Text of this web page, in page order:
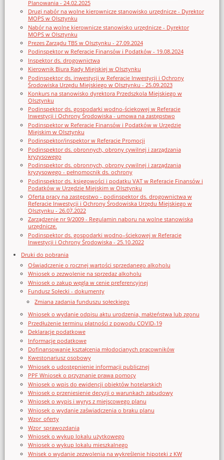
Planowania - 24.02.2025
Drugi nabór na wolne kierownicze stanowisko urzędnicze - Dyrektor
MOPS w Olsztynku
Nabór na wolne kierownicze stanowisko urzędnicze - Dyrektor
MOPS w Olsztynku
Prezes Zarządu TBS w Olsztynku - 27.09.2024
Podinspektor w Referacie Finansów i Podatków - 19.08.2024
Inspektor ds. drogownictwa
Kierownik Biura Rady Miejskiej w Olsztynku
Podinspektor ds. inwestycji w Referacie Inwestycji i Ochrony
Środowiska Urzędu Miejskiego w Olsztynku - 25.09.2023
Konkurs na stanowisko dyrektora Przedszkola Miejskiego w
Olsztynku
Podinspektor ds. gospodarki wodno-ściekowej w Referacie
Inwestycji i Ochrony Środowiska - umowa na zastępstwo
Podinspektor w Referacie Finansów i Podatków w Urzędzie
Miejskim w Olsztynku
Podinspektor/inspektor w Referacie Promocji
Podinspektor ds. obronnych, obrony cywilnej i zarządzania
kryzysowego
Podinspektor ds. obronnych, obrony cywilnej i zarządzania
kryzysowego - pełnomocnik ds. ochrony
Podinspektor ds. księgowości i podatku VAT w Referacie Finansów i
Podatków w Urzędzie Miejskim w Olsztynku
Oferta pracy na zastępstwo - podinspektor ds. drogownictwa w
Referacie Inwestycji i Ochrony Środowiska Urzędu Miejskiego w
Olsztynku - 26.07.2022
Zarządzenie nr 9/2009 - Regulamin naboru na wolne stanowiska
urzędnicze.
Podinspektor ds. gospodarki wodno–ściekowej w Referacie
Inwestycji i Ochrony Środowiska - 25.10.2022
Druki do pobrania
Oświadczenie o rocznej wartości sprzedanego alkoholu
Wniosek o zezwolenie na sprzedaz alkoholu
Wniosek o zakup węgla w cenie preferencyjnej
Fundusz Sołecki - dokumenty
Zmiana zadania funduszu sołeckiego
Wniosek o wydanie odpisu aktu urodzenia, małżeństwa lub zgonu
Przedłużenie terminu płatności z powodu COVID-19
Deklaracje podatkowe
Informacje podatkowe
Dofinansowanie kształcenia młodocianych pracowników
Kwestonariusz osobowy
Wniosek o udostępnienie informacji publicznej
PPF Wniosek o przyznanie prawa pomocy
Wniosek o wpis do ewidencji obiektów hotelarskich
Wniosek o przeniesienie decyzji o warunkach zabudowy
Wniosek o wypis i wyrys z miejscowego planu
Wniosek o wydanie zaświadczenia o braku planu
Wzor_oferty
Wzor_sprawozdania
Wniosek o wykup lokalu użytkowego
Wniosek o wykup lokalu mieszkalnego
Wnisek o wydanie zezwolenia na wykreślenie hipoteki z KW